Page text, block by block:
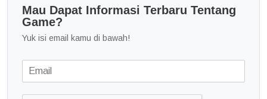
Mau Dapat Informasi Terbaru Tentang
Game?
Yuk isi email kamu di bawah!